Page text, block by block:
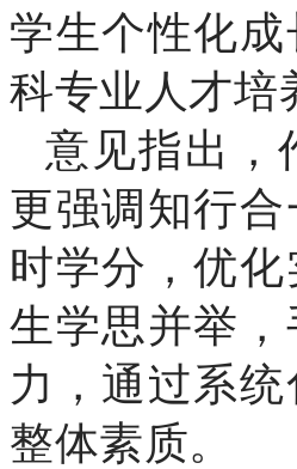
学生个性化
科专业人才培
意见指出，
更强调知行
时学分，优
生学思并举
力，通过系
整体素质。